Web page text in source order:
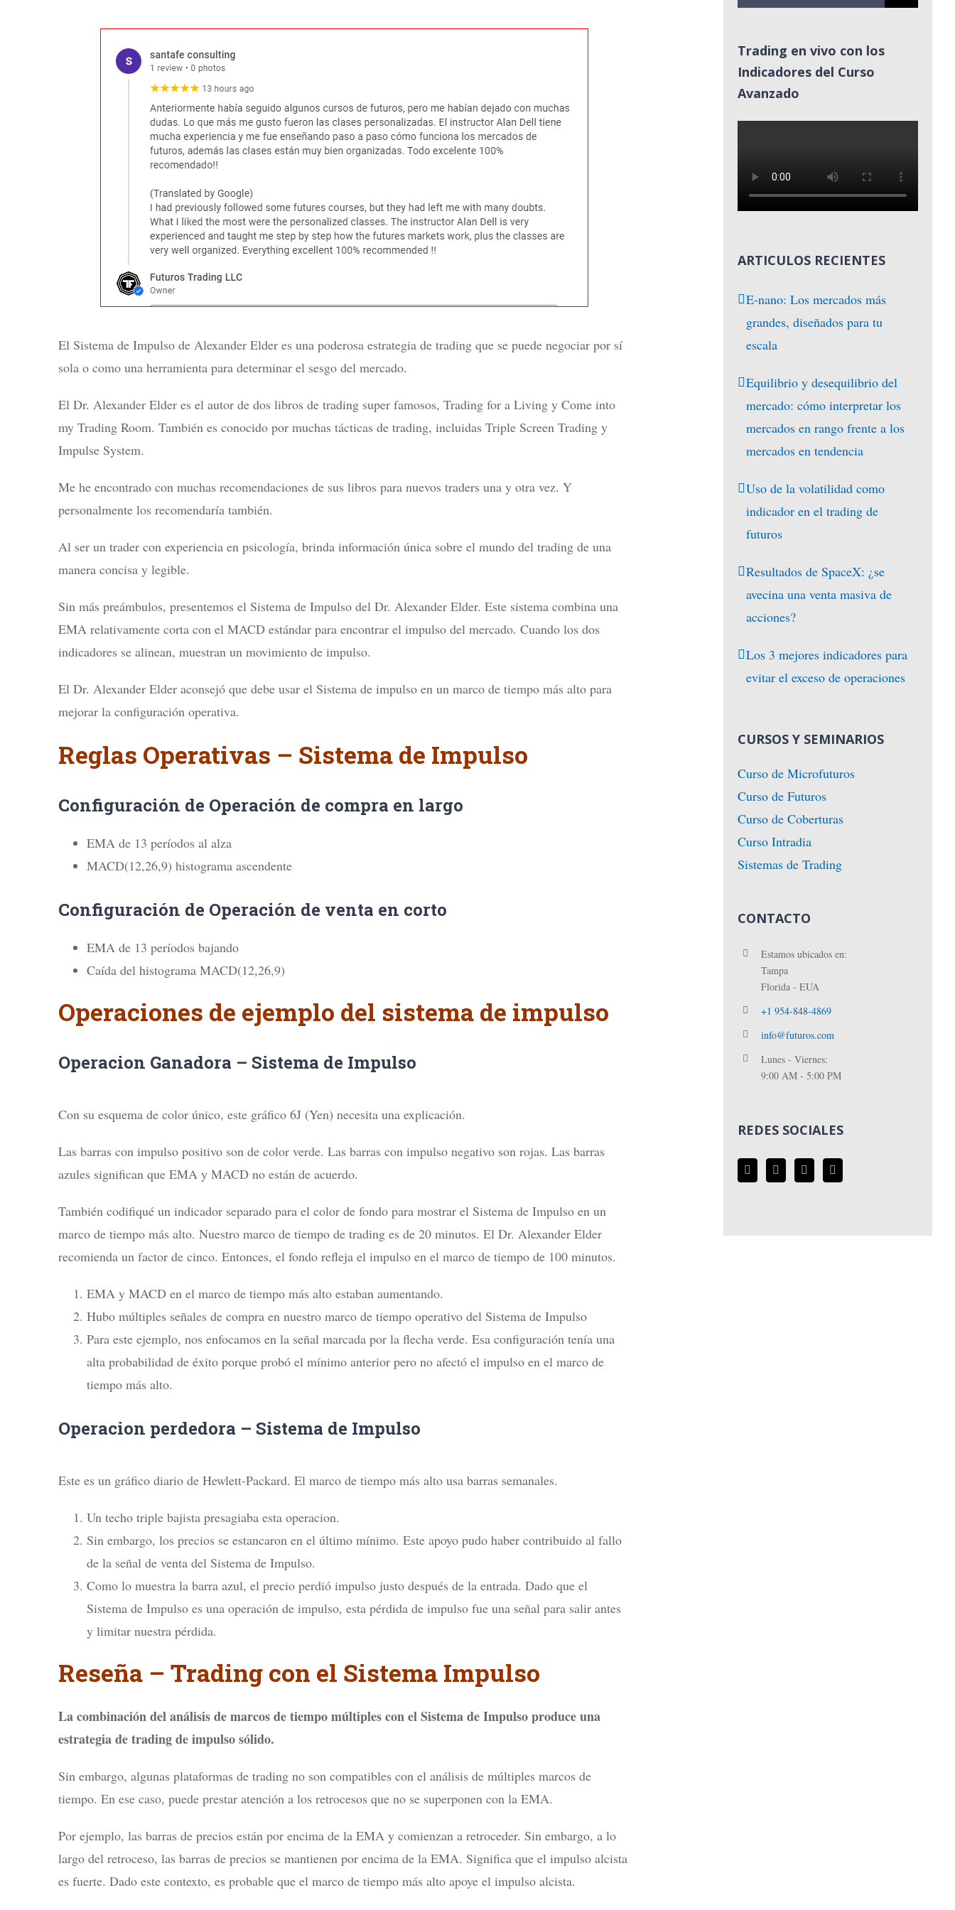
El Sistema de Impulso de Alexander Elder es una poderosa estrategia de trading que se puede negociar por sí
sola o como una herramienta para determinar el sesgo del mercado.
El Dr. Alexander Elder es el autor de dos libros de trading super famosos, Trading for a Living y Come into
my Trading Room. También es conocido por muchas tácticas de trading, incluidas Triple Screen Trading y
Impulse System.
Me he encontrado con muchas recomendaciones de sus libros para nuevos traders una y otra vez. Y
personalmente los recomendaría también.
Al ser un trader con experiencia en psicología, brinda información única sobre el mundo del trading de una
manera concisa y legible.
Sin más preámbulos, presentemos el Sistema de Impulso del Dr. Alexander Elder. Este sistema combina una
EMA relativamente corta con el MACD estándar para encontrar el impulso del mercado. Cuando los dos
indicadores se alinean, muestran un movimiento de impulso.
El Dr. Alexander Elder aconsejó que debe usar el Sistema de impulso en un marco de tiempo más alto para
mejorar la configuración operativa.
Reglas Operativas – Sistema de Impulso
Configuración de Operación de compra en largo
EMA de 13 períodos al alza
MACD(12,26,9) histograma ascendente
Configuración de Operación de venta en corto
EMA de 13 períodos bajando
Caída del histograma MACD(12,26,9)
Operaciones de ejemplo del sistema de impulso
Operacion Ganadora – Sistema de Impulso
Con su esquema de color único, este gráfico 6J (Yen) necesita una explicación.
Las barras con impulso positivo son de color verde. Las barras con impulso negativo son rojas. Las barras
azules significan que EMA y MACD no están de acuerdo.
También codifiqué un indicador separado para el color de fondo para mostrar el Sistema de Impulso en un
marco de tiempo más alto. Nuestro marco de tiempo de trading es de 20 minutos. El Dr. Alexander Elder
recomienda un factor de cinco. Entonces, el fondo refleja el impulso en el marco de tiempo de 100 minutos.
EMA y MACD en el marco de tiempo más alto estaban aumentando.
Hubo múltiples señales de compra en nuestro marco de tiempo operativo del Sistema de Impulso
Para este ejemplo, nos enfocamos en la señal marcada por la flecha verde. Esa configuración tenía una
alta probabilidad de éxito porque probó el mínimo anterior pero no afectó el impulso en el marco de
tiempo más alto.
Operacion perdedora – Sistema de Impulso
Este es un gráfico diario de Hewlett-Packard. El marco de tiempo más alto usa barras semanales.
Un techo triple bajista presagiaba esta operacion.
Sin embargo, los precios se estancaron en el último mínimo. Este apoyo pudo haber contribuido al fallo
de la señal de venta del Sistema de Impulso.
Como lo muestra la barra azul, el precio perdió impulso justo después de la entrada. Dado que el
Sistema de Impulso es una operación de impulso, esta pérdida de impulso fue una señal para salir antes
y limitar nuestra pérdida.
Reseña – Trading con el Sistema Impulso
La combinación del análisis de marcos de tiempo múltiples con el Sistema de Impulso produce una
estrategia de trading de impulso sólido.
Sin embargo, algunas plataformas de trading no son compatibles con el análisis de múltiples marcos de
tiempo. En ese caso, puede prestar atención a los retrocesos que no se superponen con la EMA.
Por ejemplo, las barras de precios están por encima de la EMA y comienzan a retroceder. Sin embargo, a lo
largo del retroceso, las barras de precios se mantienen por encima de la EMA. Significa que el impulso alcista
es fuerte. Dado este contexto, es probable que el marco de tiempo más alto apoye el impulso alcista.
Trading en vivo con los
Indicadores del Curso
Avanzado
ARTICULOS RECIENTES
E-nano: Los mercados más
grandes, diseñados para tu
escala
Equilibrio y desequilibrio del
mercado: cómo interpretar los
mercados en rango frente a los
mercados en tendencia
Uso de la volatilidad como
indicador en el trading de
futuros
Resultados de SpaceX: ¿se
avecina una venta masiva de
acciones?
Los 3 mejores indicadores para
evitar el exceso de operaciones
CURSOS Y SEMINARIOS
Curso de Microfuturos
Curso de Futuros
Curso de Coberturas
Curso Intradia
Sistemas de Trading
CONTACTO
Estamos ubicados en:
Tampa
Florida - EUA
+1 954-848-4869
info@futuros.com
Lunes - Viernes:
9:00 AM - 5:00 PM
REDES SOCIALES